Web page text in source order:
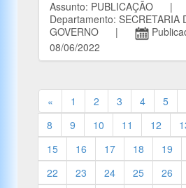
Assunto: PUBLICAÇÃO |
Departamento: SECRETARIA
GOVERNO |
08/06/2022
« 1 2 3 4 5
8
9 10 11 12
15
16 17 18 19
22
23 24 25 26